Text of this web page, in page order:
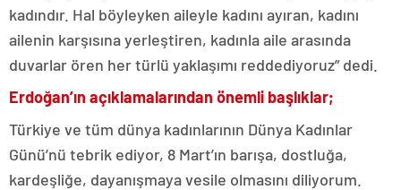
kadındır. Hal böyleyken aileyle kadını ayıran, kadını
ailenin karşısına yerleştiren, kadınla aile arasında
duvarlar ören her türlü yaklaşımı reddediyoruz” dedi.
Erdoğan’ın açıklamalarından önemli başlıklar;
Türkiye ve tüm dünya kadınlarının Dünya Kadınlar
Günü’nü tebrik ediyor, 8 Mart’ın barışa, dostluğa,
kardeşliğe, dayanışmaya vesile olmasını diliyorum.